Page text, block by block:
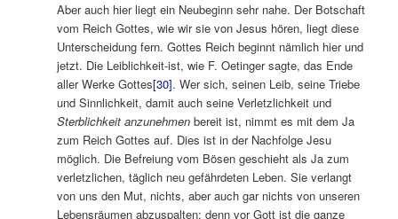
Aber auch hier liegt ein Neubeginn sehr nahe. Der Botschaft
vom Reich Gottes, wie wir sie von Jesus hören, liegt diese
Unterscheidung fern. Gottes Reich beginnt nämlich hier und
jetzt. Die Leiblichkeit-ist, wie F. Oetinger sagte, das Ende
aller Werke Gottes[30]. Wer sich, seinen Leib, seine Triebe
und Sinnlichkeit, damit auch seine Verletzlichkeit und
Sterblichkeit anzunehmen bereit ist, nimmt es mit dem Ja
zum Reich Gottes auf. Dies ist in der Nachfolge Jesu
möglich. Die Befreiung vom Bösen geschieht als Ja zum
verletzlichen, täglich neu gefährdeten Leben. Sie verlangt
von uns den Mut, nichts, aber auch gar nichts von unseren
Lebensräumen abzuspalten; denn vor Gott ist die ganze